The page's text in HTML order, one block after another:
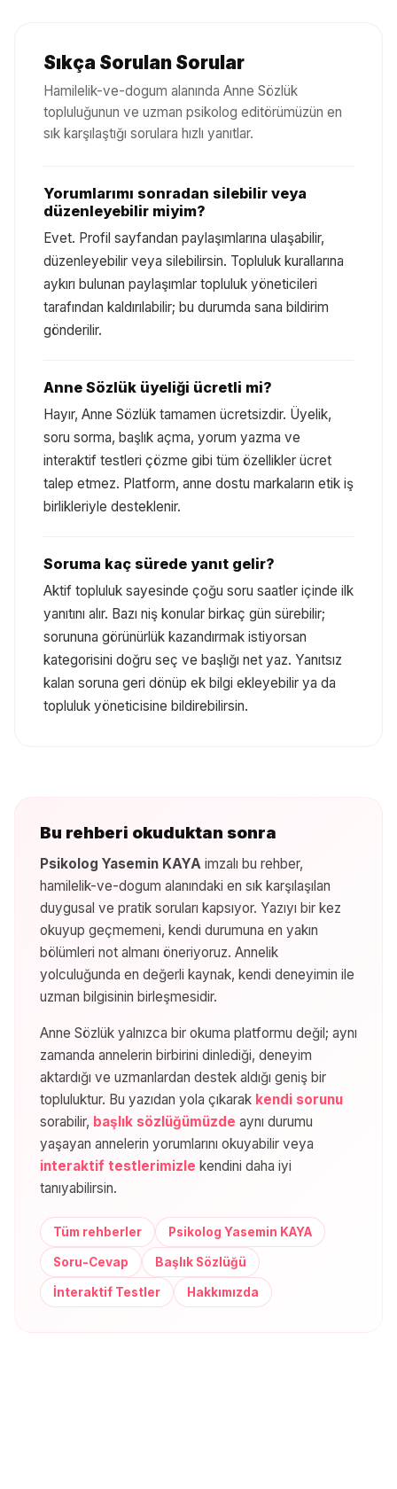
Sıkça Sorulan Sorular
Hamilelik-ve-dogum alanında Anne Sözlük
topluluğunun ve uzman psikolog editörümüzün en
sık karşılaştığı sorulara hızlı yanıtlar.
Yorumlarımı sonradan silebilir veya
düzenleyebilir miyim?
Evet. Profil sayfandan paylaşımlarına ulaşabilir,
düzenleyebilir veya silebilirsin. Topluluk kurallarına
aykırı bulunan paylaşımlar topluluk yöneticileri
tarafından kaldırılabilir; bu durumda sana bildirim
gönderilir.
Anne Sözlük üyeliği ücretli mi?
Hayır, Anne Sözlük tamamen ücretsizdir. Üyelik,
soru sorma, başlık açma, yorum yazma ve
interaktif testleri çözme gibi tüm özellikler ücret
talep etmez. Platform, anne dostu markaların etik iş
birlikleriyle desteklenir.
Soruma kaç sürede yanıt gelir?
Aktif topluluk sayesinde çoğu soru saatler içinde ilk
yanıtını alır. Bazı niş konular birkaç gün sürebilir;
sorununa görünürlük kazandırmak istiyorsan
kategorisini doğru seç ve başlığı net yaz. Yanıtsız
kalan soruna geri dönüp ek bilgi ekleyebilir ya da
topluluk yöneticisine bildirebilirsin.
Bu rehberi okuduktan sonra
Psikolog Yasemin KAYA imzalı bu rehber,
hamilelik-ve-dogum alanındaki en sık karşılaşılan
duygusal ve pratik soruları kapsıyor. Yazıyı bir kez
okuyup geçmemeni, kendi durumuna en yakın
bölümleri not almanı öneriyoruz. Annelik
yolculuğunda en değerli kaynak, kendi deneyimin ile
uzman bilgisinin birleşmesidir.
Anne Sözlük yalnızca bir okuma platformu değil; aynı
zamanda annelerin birbirini dinlediği, deneyim
aktardığı ve uzmanlardan destek aldığı geniş bir
topluluktur. Bu yazıdan yola çıkarak kendi sorunu
sorabilir, başlık sözlüğümüzde aynı durumu
yaşayan annelerin yorumlarını okuyabilir veya
interaktif testlerimizle kendini daha iyi
tanıyabilirsin.
Tüm rehberler Psikolog Yasemin KAYA
Soru-Cevap Başlık Sözlüğü
İnteraktif Testler Hakkımızda